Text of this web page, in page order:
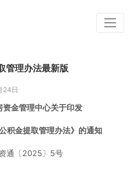
管理办法最新版
24日
资金管理中心关于印发
积金提取管理办法》的通知
通〔2025〕5号